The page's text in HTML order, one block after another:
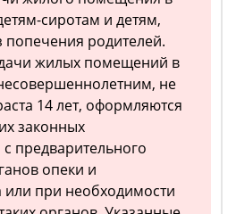
сиротам и детям,
попечения родителей.
жилых помещений в
не
14 лет, оформляются
законных
предварительного
опеки и
или при необходимости